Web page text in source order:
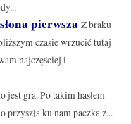
pierwsza Z braku
czasie wrzucić tutaj
najczęściej i
jest gra. Po takim hasłem
przyszła ku nam paczka z...